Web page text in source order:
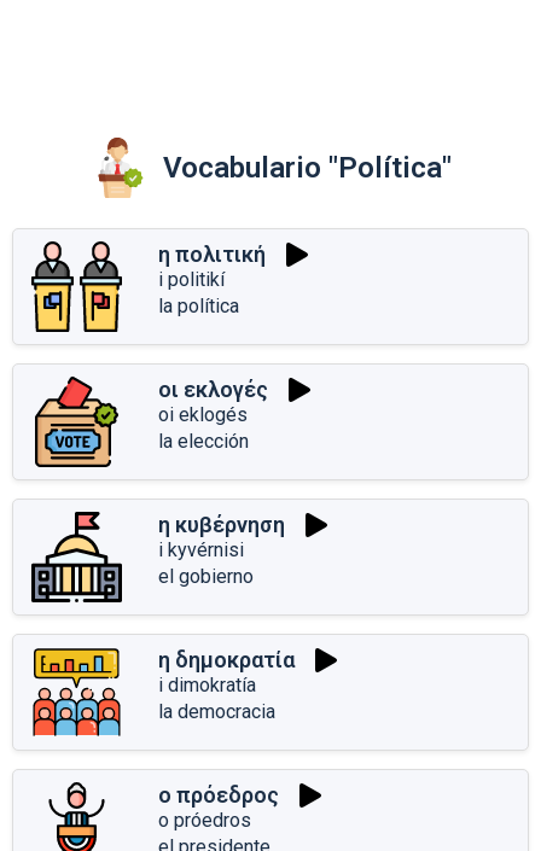
Vocabulario "Política"
η πολιτική
i politikí
la política
οι εκλογές
oi eklogés
la elección
η κυβέρνηση
i kyvérnisi
el gobierno
η δημοκρατία
i dimokratía
la democracia
ο πρόεδρος
o próedros